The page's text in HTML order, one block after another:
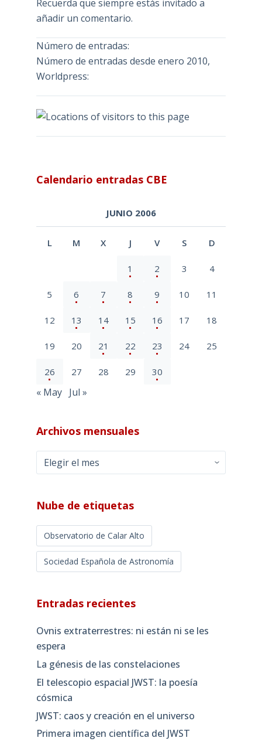
Recuerda que siempre estás invitado a
añadir un comentario.
Número de entradas:
Número de entradas desde enero 2010,
Worldpress:
Calendario entradas CBE
JUNIO 2006
L M X J V S D
1 2 3 4
5 6 7 8 9 10 11
12 13 14 15 16 17 18
19 20 21 22 23 24 25
26 27 28 29 30
« May Jul »
Archivos mensuales
Archivos
mensuales
Nube de etiquetas
Observatorio de Calar Alto
Sociedad Española de Astronomía
Entradas recientes
Ovnis extraterrestres: ni están ni se les
espera
La génesis de las constelaciones
El telescopio espacial JWST: la poesía
cósmica
JWST: caos y creación en el universo
Primera imagen científica del JWST